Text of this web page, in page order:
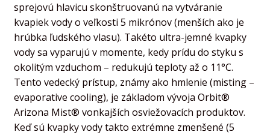
Realizácie
Tipy pre Vás
Expand
child
Kontakt
FAQ
sprejovú hlavicu skonštruovanú na vytváranie
kvapiek vody o veľkosti 5 mikrónov (menších ako je
hrúbka ľudského vlasu). Takéto ultra-jemné kvapky
vody sa vyparujú v momente, kedy prídu do styku s
okolitým vzduchom – redukujú teploty až o 11°C.
Tento vedecký prístup, známy ako hmlenie (misting –
evaporative cooling), je základom vývoja Orbit®
Arizona Mist® vonkajších osviežovacích produktov.
Keď sú kvapky vody takto extrémne zmenšené (5